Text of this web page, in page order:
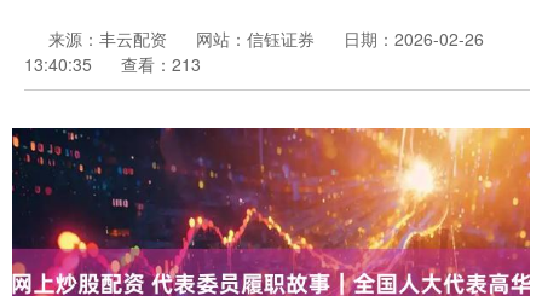
来源：丰云配资 网站：信钰证券
日期：2026-02-26
13:40:35
查看：213